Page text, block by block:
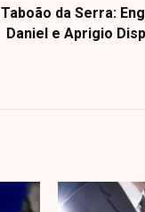
Taboão da Serra:
Daniel e Aprigio